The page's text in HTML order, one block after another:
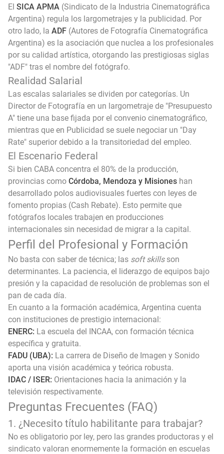
El SICA APMA (Sindicato de la Industria Cinematográfica
Argentina) regula los largometrajes y la publicidad. Por
otro lado, la ADF (Autores de Fotografía Cinematográfica
Argentina) es la asociación que nuclea a los profesionales
por su calidad artística, otorgando las prestigiosas siglas
"ADF" tras el nombre del fotógrafo.
Realidad Salarial
Las escalas salariales se dividen por categorías. Un
Director de Fotografía en un largometraje de "Presupuesto
A" tiene una base fijada por el convenio cinematográfico,
mientras que en Publicidad se suele negociar un "Day
Rate" superior debido a la transitoriedad del empleo.
El Escenario Federal
Si bien CABA concentra el 80% de la producción,
provincias como Córdoba, Mendoza y Misiones han
desarrollado polos audiovisuales fuertes con leyes de
fomento propias (Cash Rebate). Esto permite que
fotógrafos locales trabajen en producciones
internacionales sin necesidad de migrar a la capital.
Perfil del Profesional y Formación
No basta con saber de técnica; las soft skillsson
determinantes. La paciencia, el liderazgo de equipos bajo
presión y la capacidad de resolución de problemas son el
pan de cada día.
En cuanto a la formación académica, Argentina cuenta
con instituciones de prestigio internacional:
ENERC: La escuela del INCAA, con formación técnica
específica y gratuita.
FADU (UBA): La carrera de Diseño de Imagen y Sonido
aporta una visión académica y teórica robusta.
IDAC / ISER: Orientaciones hacia la animación y la
televisión respectivamente.
Preguntas Frecuentes (FAQ)
1. ¿Necesito título habilitante para trabajar?
No es obligatorio por ley, pero las grandes productoras y el
sindicato valoran enormemente la formación en escuelas